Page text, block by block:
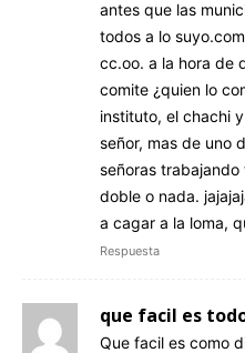
antes que las
todos a lo
cc.oo. a la hora de
comite ¿quien lo
instituto, el chachi
señor, mas de uno
señoras
doble o nada.
a cagar a la loma,
Respuesta
que facil es
Que facil es como